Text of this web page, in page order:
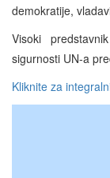
demokratije,
Visoki
sigurnosti UN-a
Kliknite za